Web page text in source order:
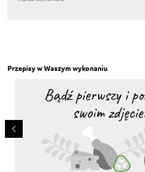
Przepisy w Waszym wykonaniu